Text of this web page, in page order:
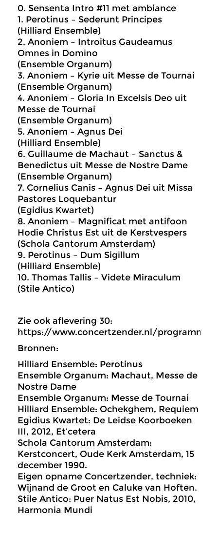
0. Sensenta Intro #11 met ambiance
1. Perotinus – Sederunt Principes
(Hilliard Ensemble)
2. Anoniem – Introitus Gaudeamus
Omnes in Domino
(Ensemble Organum)
3. Anoniem – Kyrie uit Messe de Tournai
(Ensemble Organum)
4. Anoniem – Gloria In Excelsis Deo uit
Messe de Tournai
(Ensemble Organum)
5. Anoniem – Agnus Dei
(Hilliard Ensemble)
6. Guillaume de Machaut – Sanctus &
Benedictus uit Messe de Nostre Dame
(Ensemble Organum)
7. Cornelius Canis – Agnus Dei uit Missa
Pastores Loquebantur
(Egidius Kwartet)
8. Anoniem – Magnificat met antifoon
Hodie Christus Est uit de Kerstvespers
(Schola Cantorum Amsterdam)
9. Perotinus – Dum Sigillum
(Hilliard Ensemble)
10. Thomas Tallis – Videte Miraculum
(Stile Antico)
Zie ook aflevering 30:
https://www.concertzender.nl/programma/
Bronnen:
Hilliard Ensemble: Perotinus
Ensemble Organum: Machaut, Messe de
Nostre Dame
Ensemble Organum: Messe de Tournai
Hilliard Ensemble: Ochekghem, Requiem
Egidius Kwartet: De Leidse Koorboeken
III, 2012, Et’cetera
Schola Cantorum Amsterdam:
Kerstconcert, Oude Kerk Amsterdam, 15
december 1990.
Eigen opname Concertzender, techniek:
Wijnand de Groot en Caluke van Hoften.
Stile Antico: Puer Natus Est Nobis, 2010,
Harmonia Mundi